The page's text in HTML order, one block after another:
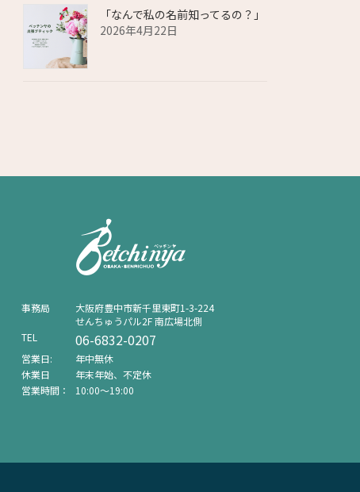
「なんで私の名前知ってるの？」
2026年4月22日
事務局
⼤阪府豊中市新千⾥東町1-3-224
せんちゅうパル2F 南広場北側
TEL
06-6832-0207
営業日:
年中無休
休業日
年末年始、不定休
営業時間：
10:00〜19:00